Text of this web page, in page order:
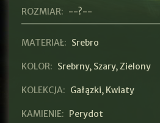
ROZMIAR: --?--
MATERIAŁ: Srebro
KOLOR: Srebrny, Szary,Zielony
KOLEKCJA: Gałązki, Kwiaty
KAMIENIE: Perydot